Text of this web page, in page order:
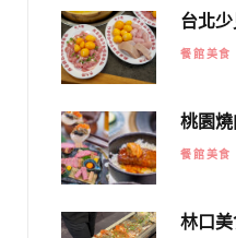
餐館美食
餐館美食